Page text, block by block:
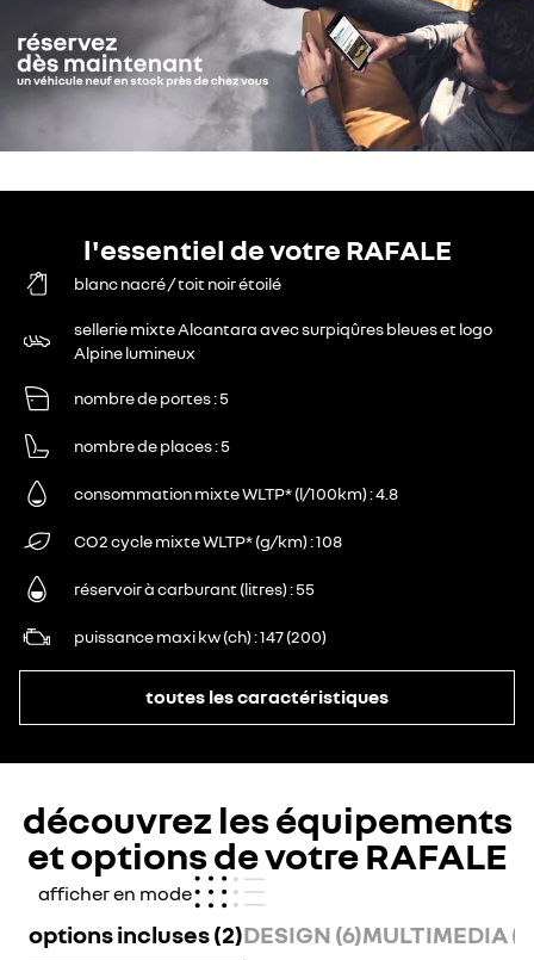
l'essentiel de votre RAFALE
blanc nacré / toit noir étoilé
sellerie mixte Alcantara avec surpiqûres bleues et logo
Alpine lumineux
nombre de portes 5
nombre de places 5
consommation mixte WLTP* (l/100km) 4.8
CO2 cycle mixte WLTP* (g/km) 108
réservoir à carburant (litres) 55
puissance maxi kw (ch) 147 (200)
toutes les caractéristiques
découvrez les équipements
et options de votre RAFALE
afficher en mode
options incluses (2)DESIGN (6)MULTIMEDIA